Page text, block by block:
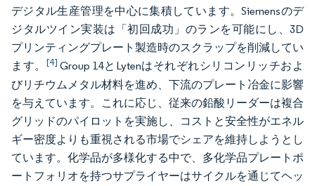
デジタル生産管理を中心に集積しています。Siemensのデ
ジタルツイン実装は「初回成功」のランを可能にし、3D
プリンティングプレート製造時のスクラップを削減してい
ます。 [4] Group 14とLytenはそれぞれシリコンリッチおよ
びリチウムメタル材料を進め、下流のプレート冶金に影響
を与えています。これに応じ、従来の鉛酸リーダーは複合
グリッドのパイロットを実施し、コストと安全性がエネル
ギー密度よりも重視される市場でシェアを維持しようとし
ています。化学品が多様化する中で、多化学品プレートポ
ートフォリオを持つサプライヤーはサイクルを通じてヘッ